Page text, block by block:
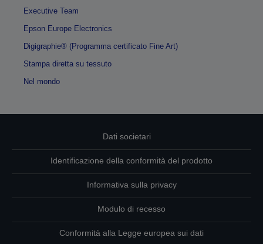
Executive Team
Epson Europe Electronics
Digigraphie® (Programma certificato Fine Art)
Stampa diretta su tessuto
Nel mondo
Dati societari
Identificazione della conformità del prodotto
Informativa sulla privacy
Modulo di recesso
Conformità alla Legge europea sui dati